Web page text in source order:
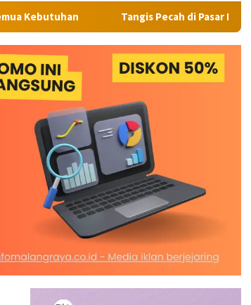
Tangis Pecah di Pasar Kaget Binjai: Emosi